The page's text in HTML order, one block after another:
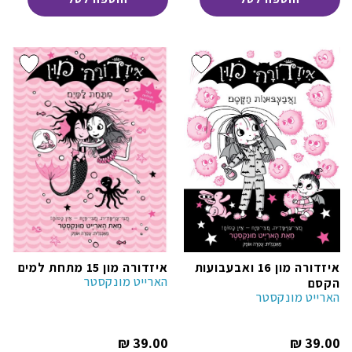
איזדורה מון 16 ואבעבועות
הקסם
הארייט מונקסטר
39.00
₪ המחיר
איזדורה מון 15 מתחת למים
הארייט מונקסטר
39.00
₪ המחיר